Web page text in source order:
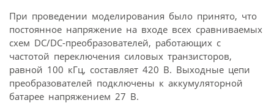
При проведении моделирования было принято, что
постоянное напряжение на входе всех сравниваемых
схем DC/DC-преобразователей, работающих с
частотой переключения силовых транзисторов,
равной 100 кГц, составляет 420 В. Выходные цепи
преобразователей подключены к аккумуляторной
батарее напряжением 27 В.